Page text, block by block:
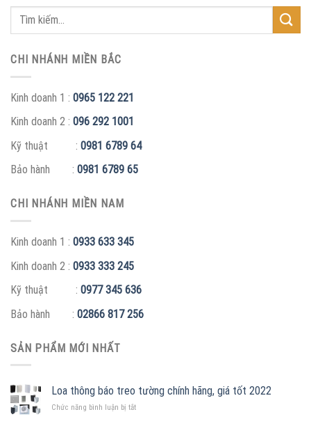
CHI NHÁNH MIỀN BẮC
Kinh doanh 1 : 0965 122 221
Kinh doanh 2 : 096 292 1001
Kỹ thuật : 0981 6789 64
Bảo hành : 0981 6789 65
CHI NHÁNH MIỀN NAM
Kinh doanh 1 : 0933 633 345
Kinh doanh 2 : 0933 333 245
Kỹ thuật : 0977 345 636
Bảo hành : 02866 817 256
SẢN PHẨM MỚI NHẤT
Loa thông báo treo tường chính hãng, giá tốt 2022
Chức năng bình luận bị tắtở